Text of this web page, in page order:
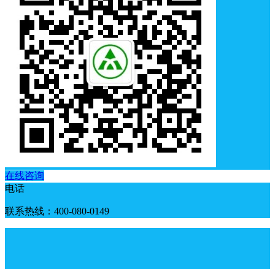
在线咨询
电话
联系热线：400-080-0149